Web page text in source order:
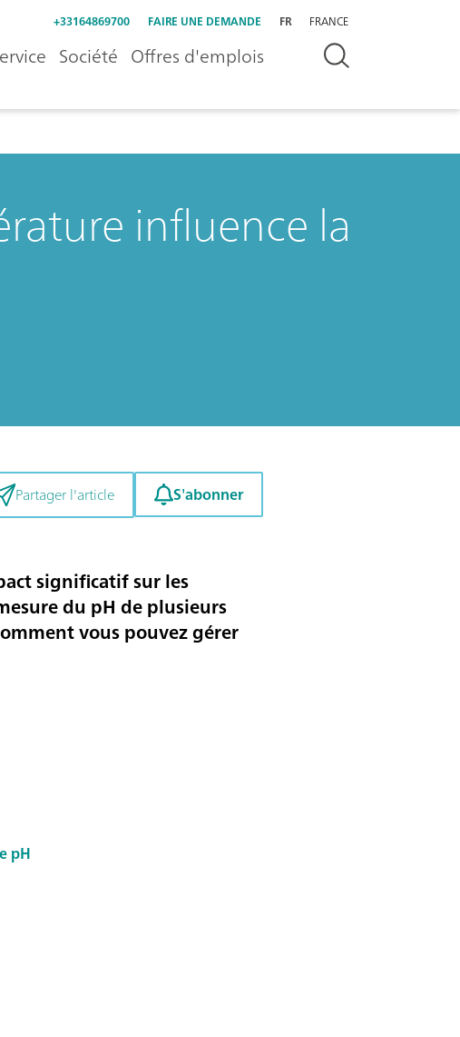
+33164869700 FAIRE UNE DEMANDE FR FRANCE
Société Offres d'emplois
influence la
Partager l'article S'abonner
significatif sur les
du pH de plusieurs
vous pouvez gérer
pH